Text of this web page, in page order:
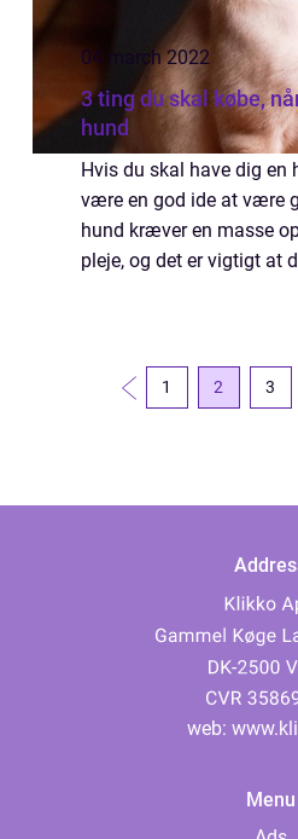
04 march 2022
3 ting du skal købe,
hund
Hvis du skal have dig en
være en god ide at være
hund kræver en masse
pleje, og det er vigtigt at
1 2 3
web:
Menu